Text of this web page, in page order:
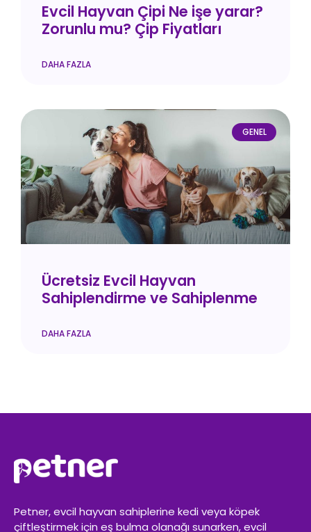
Evcil Hayvan Çipi Ne işe yarar?
Zorunlu mu? Çip Fiyatları
DAHA FAZLA
GENEL
Ücretsiz Evcil Hayvan
Sahiplendirme ve Sahiplenme
DAHA FAZLA
Petner, evcil hayvan sahiplerine kedi veya köpek
çiftleştirmek için eş bulma olanağı sunarken, evcil